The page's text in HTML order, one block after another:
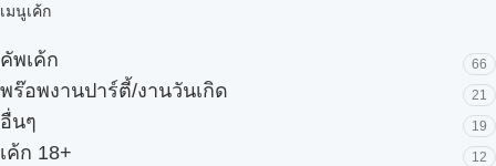
เมนูเค้ก
คัพเค้ก 66
พร๊อพงานปาร์ตี้/งานวันเกิด 21
อื่นๆ 19
เค้ก 18+ 12